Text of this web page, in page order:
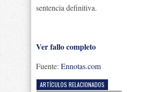
sentencia definitiva.
Ver fallo completo
Fuente: Ennotas.com
ARTÍCULOS RELACIONADOS